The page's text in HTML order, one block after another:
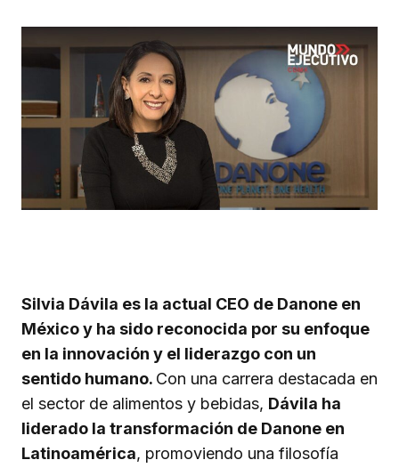
Silvia Dávila es la actual CEO de Danone en
México y ha sido reconocida por su enfoque
en la innovación y el liderazgo con un
sentido humano. Con una carrera destacada en
el sector de alimentos y bebidas, Dávila ha
liderado la transformación de Danone en
Latinoamérica, promoviendo una filosofía